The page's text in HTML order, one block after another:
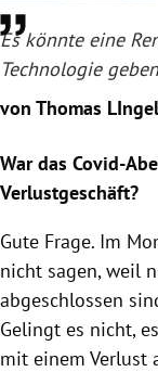
Es könnte eine
Technologie geben
von Thomas
War das Covid-
Verlustgeschäft?
Gute Frage. Im
nicht sagen, weil
abgeschlossen
Gelingt es nicht,
mit einem Verlust